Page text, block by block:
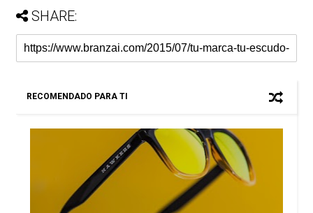
SHARE:
RECOMENDADO PARA TI